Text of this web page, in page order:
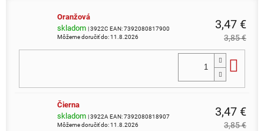
Oranžová
skladom
| 3922C EAN:7392080817900
Môžeme doručiť do:11.8.2026
3,47 €
3,85 €
Čierna
skladom | 3922A EAN:7392080818907
Môžeme doručiť do:11.8.2026
3,47 €
3,85 €